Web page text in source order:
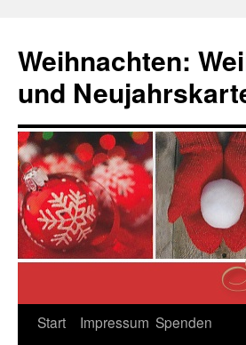
springen
Weihnachten:
und
Start Impressum Spenden